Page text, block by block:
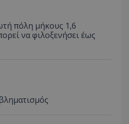
πόλη μήκους 1,6
να φιλοξενήσει έως